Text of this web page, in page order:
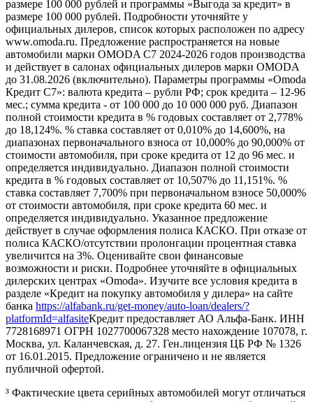
размере 100 000 рублей и программы «Выгода за кредит» в
размере 100 000 рублей. Подробности уточняйте у
официальных дилеров, список которых расположен по адресу
www.omoda.ru. Предложение распространяется на новые
автомобили марки OMODA C7 2024-2026 годов производства
и действует в салонах официальных дилеров марки OMODA
до 31.08.2026 (включительно). Параметры программы «Omoda
Кредит C7»: валюта кредита – рубли РФ; срок кредита – 12-96
мес.; сумма кредита - от 100 000 до 10 000 000 руб. Диапазон
полной стоимости кредита в % годовых составляет от 2,778%
до 18,124%. % ставка составляет от 0,010% до 14,600%, на
диапазонах первоначального взноса от 10,000% до 90,000% от
стоимости автомобиля, при сроке кредита от 12 до 96 мес. и
определяется индивидуально. Диапазон полной стоимости
кредита в % годовых составляет от 10,507% до 11,151%. %
ставка составляет 7,700% при первоначальном взносе 50,000%
от стоимости автомобиля, при сроке кредита 60 мес. и
определяется индивидуально. Указанное предложение
действует в случае оформления полиса КАСКО. При отказе от
полиса КАСКО/отсутствии пролонгации процентная ставка
увеличится на 3%. Оценивайте свои финансовые
возможности и риски. Подробнее уточняйте в официальных
дилерских центрах «Omoda». Изучите все условия кредита в
разделе «Кредит на покупку автомобиля у дилера» на сайте
банка https://alfabank.ru/get-money/auto-loan/dealers/?
platformId=alfasiteКредит предоставляет АО Альфа-Банк. ИНН
7728168971 ОГРН 1027700067328 место нахождение 107078, г.
Москва, ул. Каланчевская, д. 27. Ген.лицензия ЦБ РФ № 1326
от 16.01.2015. Предложение ограничено и не является
публичной офертой.
³ Фактические цвета серийных автомобилей могут отличаться